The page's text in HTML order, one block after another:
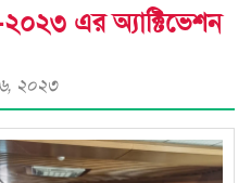
এর অ্যাক্টিভেশন
২০২৩